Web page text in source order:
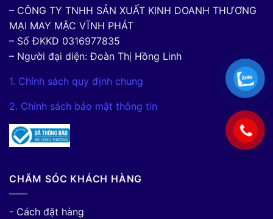
– CÔNG TY TNHH SẢN XUẤT KINH DOANH THƯƠNG
MẠI MAY MẶC VĨNH PHÁT
– Số ĐKKD 0316977835
– Người đại diện: Đoàn Thị Hồng Linh
1. Chính sách quy định chung
2. Chính sách bảo mật thông tin
CHĂM SÓC KHÁCH HÀNG
- Cách đặt hàng